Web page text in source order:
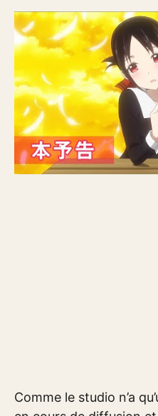
Comme le studio n’a